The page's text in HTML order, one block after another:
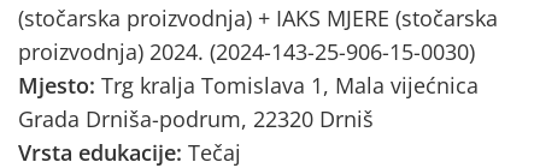
(stočarska proizvodnja) + IAKS MJERE (stočarska
proizvodnja) 2024. (2024-143-25-906-15-0030)
Mjesto: Trg kralja Tomislava 1, Mala vijećnica
Grada Drniša-podrum, 22320 Drniš
Vrsta edukacije: Tečaj